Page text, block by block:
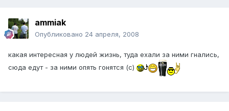
ammiak
Опубликовано 24 апреля, 2008
какая интересная у людей жизнь, туда ехали за ними гнались,
сюда едут - за ними опять гонятся (с)